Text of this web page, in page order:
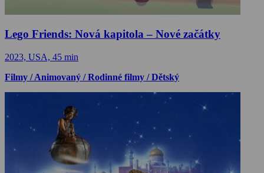
Lego Friends: Nová kapitola – Nové začátky
2023, USA, 45 min
Filmy / Animovaný / Rodinné filmy / Dětský